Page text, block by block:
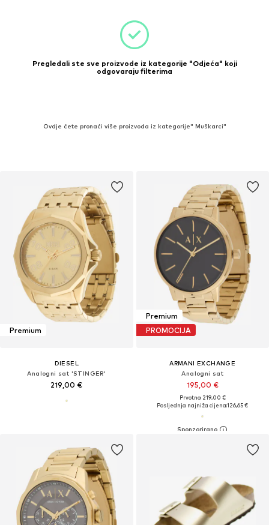
Pregledali ste sve proizvode iz kategorije "Odjeća" koji
odgovaraju filterima
Ovdje ćete pronaći više proizvoda iz kategorije" Muškarci"
Premium
DIESEL
Analogni sat 'STINGER'
219,00 €
Premium
PROMOCIJA
ARMANI EXCHANGE
Analogni sat
195,00 €
Prvotno: 219,00 €
Posljednja najniža cijena:126,65 €